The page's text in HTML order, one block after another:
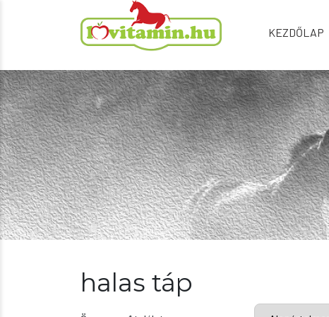
KEZDŐLAP
halas táp